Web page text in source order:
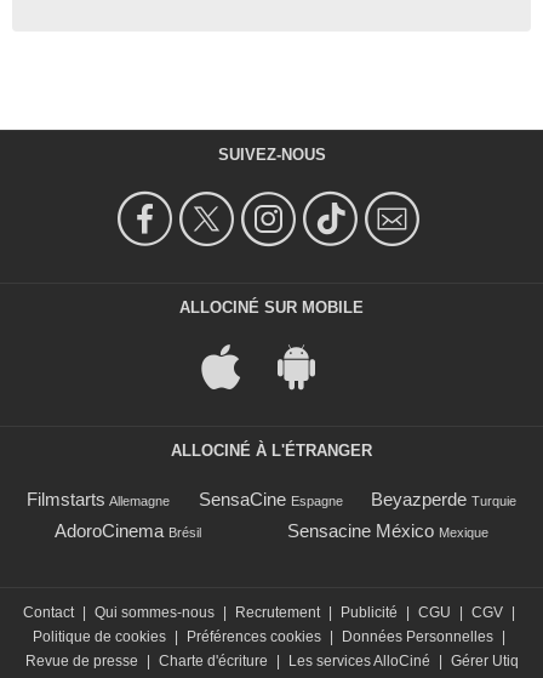
SUIVEZ-NOUS
ALLOCINÉ SUR MOBILE
ALLOCINÉ À L'ÉTRANGER
Filmstarts Allemagne SensaCine Espagne Beyazperde Turquie
AdoroCinema Brésil Sensacine México Mexique
Contact | Qui sommes-nous | Recrutement | Publicité | CGU | CGV |
Politique de cookies | Préférences cookies | Données Personnelles |
Revue de presse
| Charte d'écriture | Les services AlloCiné | Gérer Utiq